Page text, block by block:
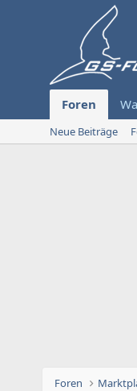
Foren
Neue Beiträge
Foren